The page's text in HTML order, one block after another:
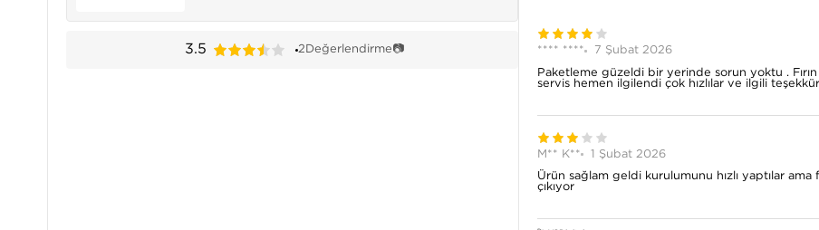
3.5 2 Değerlendirme📷
**** ****
7 Şubat 2026
Paketleme güzeldi bir yerinde sorun yoktu . Fırın
servis hemen ilgilendi çok hızlılar ve ilgili
M** K**
1 Şubat 2026
Ürün sağlam geldi kurulumunu hızlı yaptılar ama
çıkıyor